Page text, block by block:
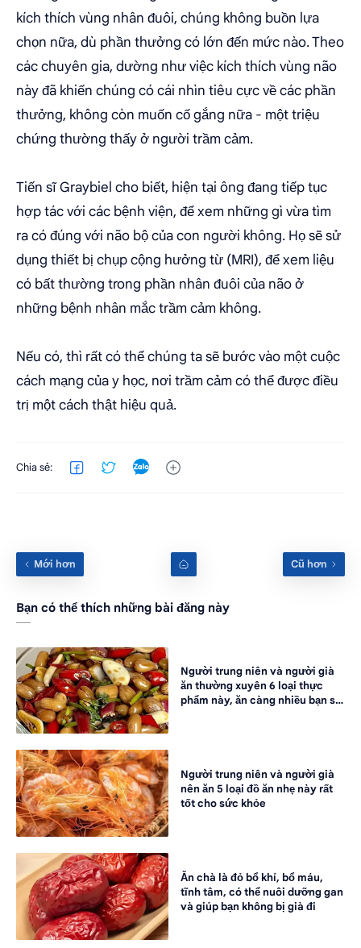
kích thích vùng nhân đuôi, chúng không buồn lựa
chọn nữa, dù phần thưởng có lớn đến mức nào. Theo
các chuyên gia, dường như việc kích thích vùng não
này đã khiến chúng có cái nhìn tiêu cực về các phần
thưởng, không còn muốn cố gắng nữa - một triệu
chứng thường thấy ở người trầm cảm.
Tiến sĩ Graybiel cho biết, hiện tại ông đang tiếp tục
hợp tác với các bệnh viện, để xem những gì vừa tìm
ra có đúng với não bộ của con người không. Họ sẽ sử
dụng thiết bị chụp cộng hưởng từ (MRI), để xem liệu
có bất thường trong phần nhân đuôi của não ở
những bệnh nhân mắc trầm cảm không.
Nếu có, thì rất có thể chúng ta sẽ bước vào một cuộc
cách mạng của y học, nơi trầm cảm có thể được điều
trị một cách thật hiệu quả.
Bạn có thể thích những bài đăng này
Người trung niên và người già
ăn thường xuyên 6 loại thực
phẩm này, ăn càng nhiều bạn sẽ
Người trung niên và người già
nên ăn 5 loại đồ ăn nhẹ này rất
tốt cho sức khỏe
Ăn chà là đỏ bổ khí, bổ máu,
tĩnh tâm, có thể nuôi dưỡng gan
và giúp bạn không bị già đi